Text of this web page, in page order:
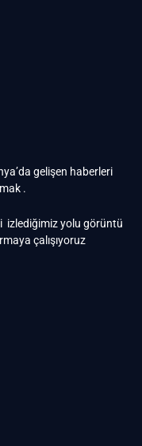
gelişen haberleri
.
izlediğimiz yolu görüntü
çalışıyoruz